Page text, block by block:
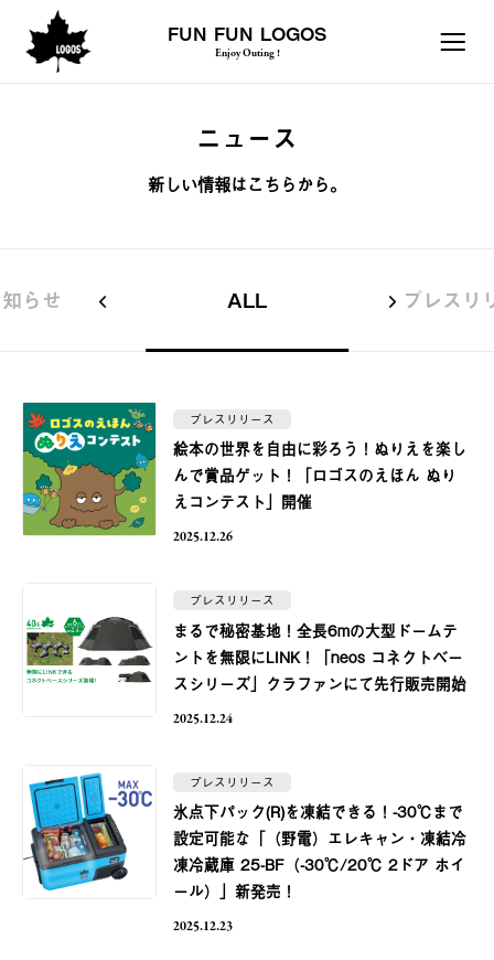
FUN FUN LOGOS
Enjoy Outing !
ニュース
新しい情報はこちらから。
らせ ALL プレスリ
プレスリリース
絵本の世界を自由に彩ろう！ぬりえを楽し
んで賞品ゲット！「ロゴスのえほん ぬり
えコンテスト」開催
2025.12.26
プレスリリース
まるで秘密基地！全長6mの大型ドームテ
ントを無限にLINK！「neos コネクトベー
スシリーズ」クラファンにて先行販売開始
2025.12.24
プレスリリース
氷点下パック(R)を凍結できる！-30℃まで
設定可能な「（野電）エレキャン・凍結冷
凍冷蔵庫 25-BF（-30℃/20℃ 2ドア ホイ
ール）」新発売！
2025.12.23